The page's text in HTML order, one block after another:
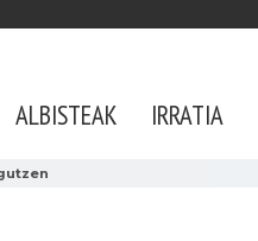
ALBISTEAK IRRATIA